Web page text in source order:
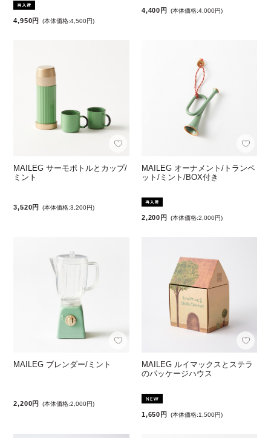
4,950円 (本体価格:4,500円)
4,400円 (本体価格:4,000円)
MAILEG サーモボトルとカップ/
ミント
3,520円 (本体価格:3,200円)
MAILEG オーナメント/トランペ
ット/ミント/BOX付き
2,200円 (本体価格:2,000円)
MAILEG ブレンダー/ミント
2,200円 (本体価格:2,000円)
MAILEG ルイマックスとステラ
のパッケージハウス
1,650円 (本体価格:1,500円)